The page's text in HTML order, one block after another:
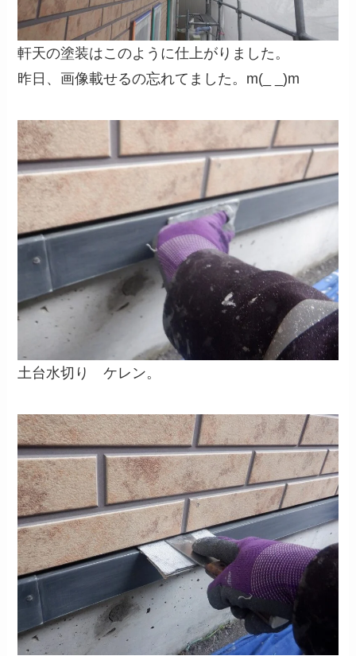
軒天の塗装はこのように仕上がりました。
昨日、画像載せるの忘れてました。m(_ _)m
土台水切り ケレン。